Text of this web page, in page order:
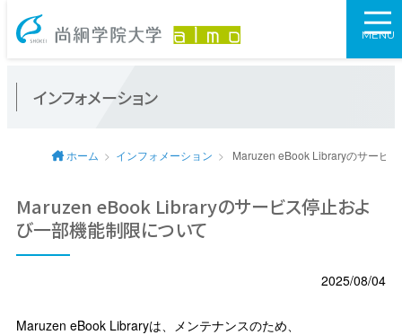
尚絅学院大MENU
インフォメーション
ホーム インフォメーション Maruzen eBook Libraryのサービ
Maruzen eBook Libraryのサービス停止およ
び一部機能制限について
2025/08/04
Maruzen eBook Libraryは、メンテナンスのため、